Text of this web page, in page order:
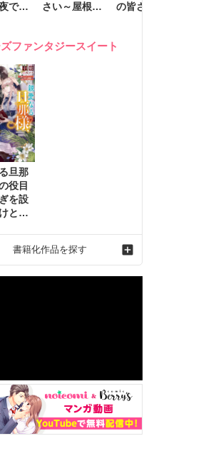
で大
さい～屋根裏
動かす万能令
の皆さんお忘
れ才女の辺境
ファンタジースイート
旦那
役目
を設
と聞
幸せ
2
書籍化作品を探す